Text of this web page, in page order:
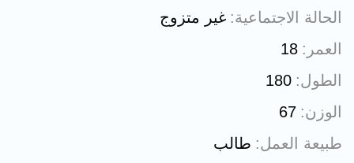
الحالة الاجتماعية غير متزوج
العمر
18
الطول 180
الوزن 67
طبيعة العمل طالب